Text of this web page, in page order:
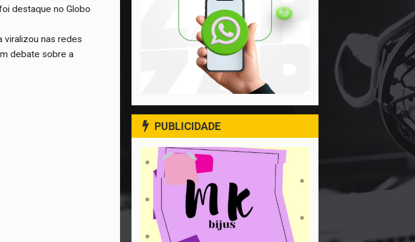
destaque no Globo
viralizou nas redes
debate sobre a
PUBLICIDADE